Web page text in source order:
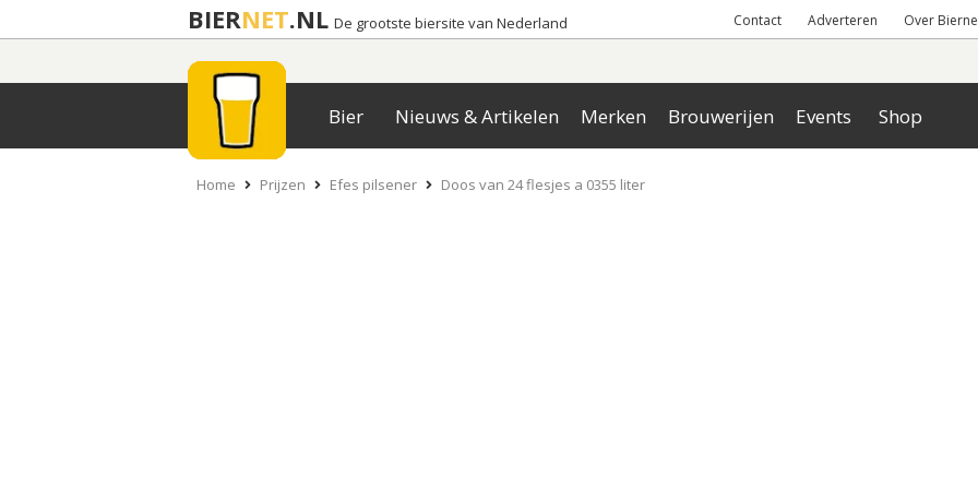
BIERNET.NL De grootste biersite van Nederland Contact Adverteren Over
Bier Nieuws & Artikelen Merken Brouwerijen Events Shop
Home Prijzen Efes pilsener Doos van 24 flesjes a 0355 liter